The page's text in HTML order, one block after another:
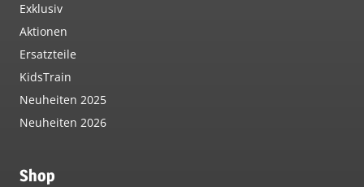
Exklusiv
Aktionen
Ersatzteile
KidsTrain
Neuheiten 2025
Neuheiten 2026
Shop